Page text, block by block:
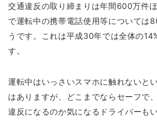
交通違反の取り締まりは年間600万件
で運転中の携帯電話使用等については
うです。これは平成30年では全体の
す。
運転中はいっさいスマホに触れないと
はありますが、どこまでならセーフで
違反になるのか気になるドライバーも